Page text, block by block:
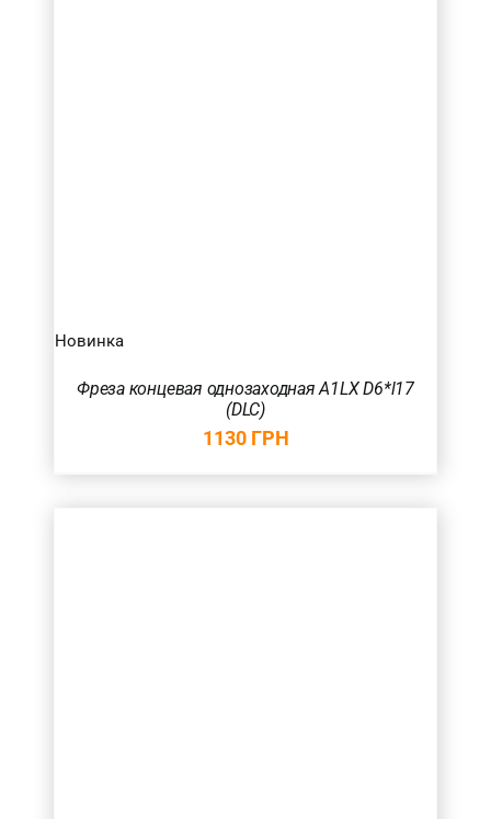
Новинка
Фреза концевая однозаходная A1LX D6*l17
(DLC)
1130 ГРН